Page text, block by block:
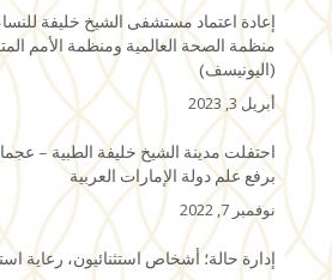
إعادة اعتماد مستشفى الشيخ خليفة
منظمة الصحة العالمية ومنظمة الأمم
(اليونيسف)
أبريل 3, 2023
احتفلت مدينة الشيخ خليفة الطبية –
برفع علم دولة الإمارات العربية
نوفمبر 7, 2022
إدارة حالة؛ أشخاص استثنائيون، رعاية